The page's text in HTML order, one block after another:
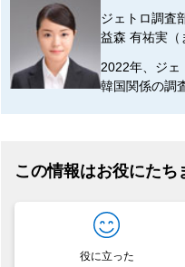
ジェトロ調査
益森 有祐実（
2022年、ジェ
韓国関係の調
この情報はお役にたち
役に立った